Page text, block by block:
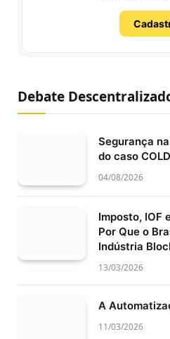
Debate
Segurança
do caso
04/08/2026
Imposto, IOF
Por Que o
Indústria
13/03/2026
A
11/03/2026